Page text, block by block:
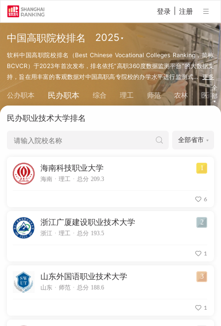
登录 注册
中国高职院校排名
…更多
软科中国高职院校排名（Best Chinese Vocational Colleges Ranking，简称
BCVCR）于2023年首次发布，排名依托“高职360度数据监测平台”的大数据支
持，旨在用丰富的客观数据对中国高职高专院校的办学水平进行监测式
评价，为社会各界了解中国千余所高职高专院校提供参考。软科中国高职院校排
名的特色是突出人才培养的中心地位，百余项评价指标中，人才培养相关的指标
公办职本 民办职本 综合 理工 师范 农林 医药
全
部
民办职业技术大学排名
海南科技职业大学 1
海南 . 理工 . 总分 209.3
6
浙江广厦建设职业技术大学 2
浙江 . 理工 . 总分 193.5
1
山东外国语职业技术大学 3
山东 . 师范 . 总分 188.6
1